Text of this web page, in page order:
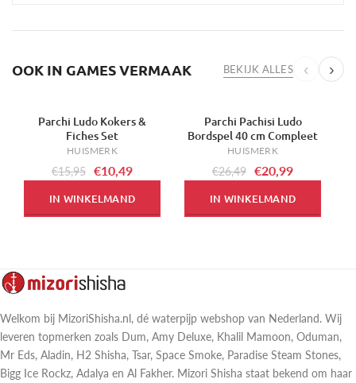
OOK IN GAMES VERMAAK BEKIJK ALLES ‹ ›
-34%Parchi Ludo Kokers &
Fiches Set
HUISMERK
€15,95 €10,49
IN WINKELMAND
-21%Parchi Pachisi Ludo
Bordspel 40 cm Compleet
HUISMERK
€26,49 €20,99
IN WINKELMAND
Welkom bij MizoriShisha.nl, dé waterpijp webshop van Nederland. Wij
leveren topmerken zoals Dum, Amy Deluxe, Khalil Mamoon, Oduman,
Mr Eds, Aladin, H2 Shisha, Tsar, Space Smoke, Paradise Steam Stones,
Bigg Ice Rockz, Adalya en Al Fakher. Mizori Shisha staat bekend om haar